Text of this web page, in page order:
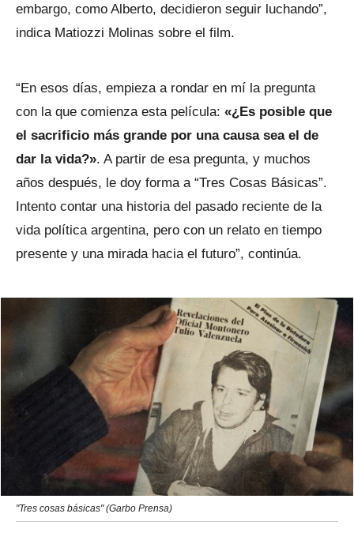
embargo, como Alberto, decidieron seguir luchando”,
indica Matiozzi Molinas sobre el film.
“En esos días, empieza a rondar en mí la pregunta
con la que comienza esta película: «¿Es posible que
el sacrificio más grande por una causa sea el de
dar la vida?». A partir de esa pregunta, y muchos
años después, le doy forma a “Tres Cosas Básicas”.
Intento contar una historia del pasado reciente de la
vida política argentina, pero con un relato en tiempo
presente y una mirada hacia el futuro”, continúa.
"Tres cosas básicas" (Garbo Prensa)